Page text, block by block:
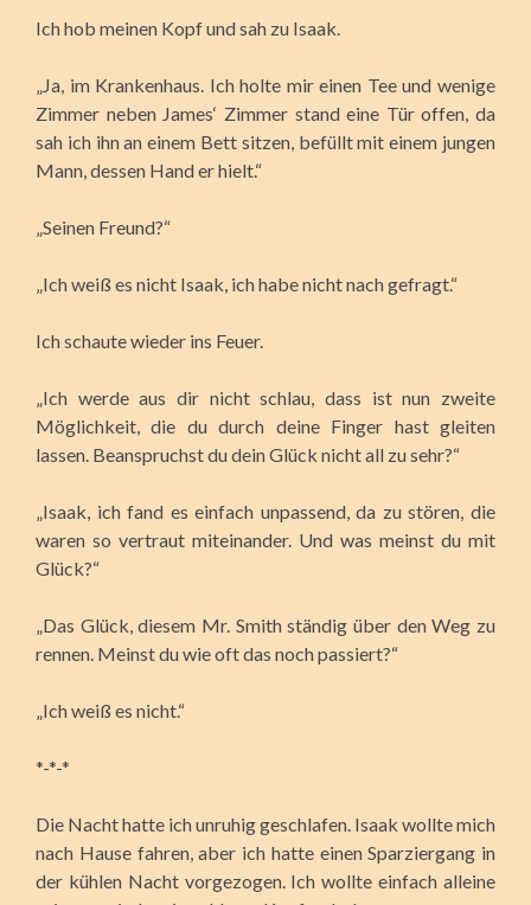
Ich hob meinen Kopf und sah zu Isaak.
„Ja, im Krankenhaus. Ich holte mir einen Tee und wenige
Zimmer neben James‘ Zimmer stand eine Tür offen, da
sah ich ihn an einem Bett sitzen, befüllt mit einem jungen
Mann, dessen Hand er hielt.“
„Seinen Freund?“
„Ich weiß es nicht Isaak, ich habe nicht nach gefragt.“
Ich schaute wieder ins Feuer.
„Ich werde aus dir nicht schlau, dass ist nun zweite
Möglichkeit, die du durch deine Finger hast gleiten
lassen. Beanspruchst du dein Glück nicht all zu sehr?“
„Isaak, ich fand es einfach unpassend, da zu stören, die
waren so vertraut miteinander. Und was meinst du mit
Glück?“
„Das Glück, diesem Mr. Smith ständig über den Weg zu
rennen. Meinst du wie oft das noch passiert?“
„Ich weiß es nicht.“
*-*-*
Die Nacht hatte ich unruhig geschlafen. Isaak wollte mich
nach Hause fahren, aber ich hatte einen Sparziergang in
der kühlen Nacht vorgezogen. Ich wollte einfach alleine